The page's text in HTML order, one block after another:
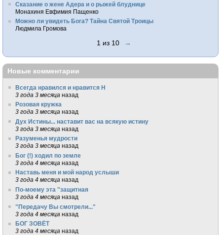
Сказание о жене Адера и о рыжей блуднице
Монахиня Евфимия Пащенко
Можно ли увидеть Бога? Тайна Святой Троицы
Людмила Громова
1 из 10 →
Новые комментарии
Всегда нравился и нравится Н
3 года 3 месяца назад
Розовая кружка
3 года 3 месяца назад
Дух Истины... наставит вас на всякую истину
3 года 3 месяца назад
Разуменья мудрости
3 года 3 месяца назад
Бог (!) ходил по земле
3 года 4 месяца назад
Наставь меня и мой народ услыши
3 года 4 месяца назад
По-моему эта "защитная
3 года 4 месяца назад
"Передачу Вы смотрели..."
3 года 4 месяца назад
БОГ ЗОВЁТ
3 года 4 месяца назад